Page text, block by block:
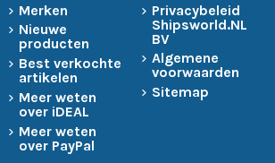
Merken
Nieuwe
producten
Best verkochte
artikelen
Meer weten
over iDEAL
Meer weten
over PayPal
Privacybeleid
Shipsworld.NL
BV
Algemene
voorwaarden
Sitemap